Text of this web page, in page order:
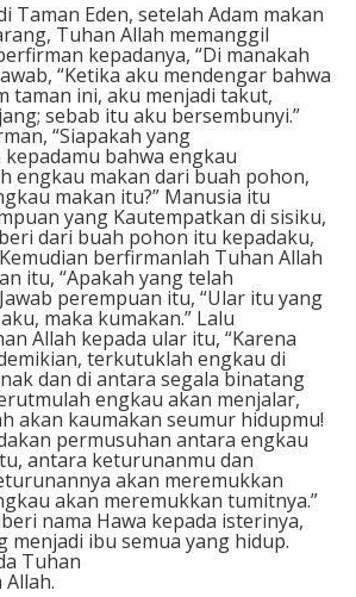
Taman Eden, setelah Adam makan
Tuhan Allah memanggil
kepadanya, “Di manakah
“Ketika aku mendengar bahwa
taman ini, aku menjadi takut,
sebab itu aku bersembunyi.”
“Siapakah yang
bahwa engkau
engkau makan dari buah pohon,
makan itu?” Manusia itu
yang Kautempatkan di sisiku,
dari buah pohon itu kepadaku,
berfirmanlah Tuhan Allah
itu, “Apakah yang telah
perempuan itu, “Ular itu yang
maka kumakan.” Lalu
Allah kepada ular itu, “Karena
terkutuklah engkau di
dan di antara segala binatang
engkau akan menjalar,
akan kaumakan seumur hidupmu!
permusuhan antara engkau
antara keturunanmu dan
akan meremukkan
akan meremukkan tumitnya.”
nama Hawa kepada isterinya,
menjadi ibu semua yang hidup.
Tuhan
Allah.